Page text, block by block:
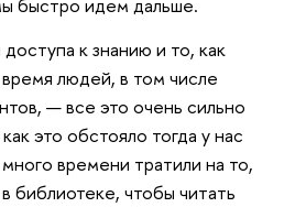
быстро идем дальше.
к знанию и то, как
людей, в том числе
— все это очень сильно
это обстояло тогда у нас
времени тратили на то,
библиотеке, чтобы читать